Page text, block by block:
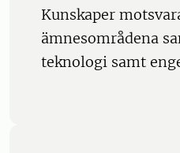
Kunskaper
ämnesområdena
teknologi samt